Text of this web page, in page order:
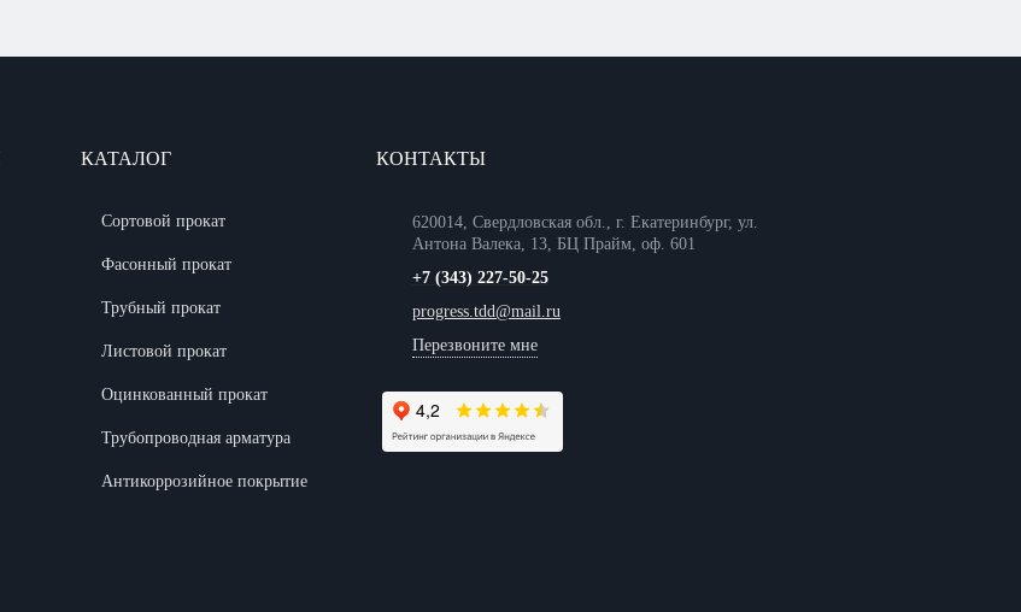
КАТАЛОГ
Сортовой прокат
Фасонный прокат
Трубный прокат
Листовой прокат
Оцинкованный прокат
Трубопроводная арматура
Антикоррозийное покрытие
КОНТАКТЫ
620014, Свердловская обл., г. Екатеринбург, ул.
Антона Валека, 13, БЦ Прайм, оф. 601
+7 (343) 227-50-25
progress.tdd@mail.ru
Перезвоните мне